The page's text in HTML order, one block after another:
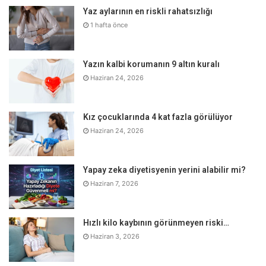
dokularıyla temasla da bulaşabilir.” dedi.
Evcil hayvanlardan ısırma-tırmalama yoluyla bulaşmanın ise
bulunduğu alanlarda çalışanlar, piknik yapanlar, avcılar,
veterinerler, kasaplar ve sağlık çalışanlarının risk grubu
içerisinde yer aldıklarını açıkladı.
Yaz aylarının en riskli rahatsızlığı
1 hafta önce
Yazın kalbi korumanın 9 altın kuralı
Haziran 24, 2026
Kız çocuklarında 4 kat fazla görülüyor
Haziran 24, 2026
Yapay zeka diyetisyenin yerini alabilir mi?
Haziran 7, 2026
Hızlı kilo kaybının görünmeyen riski…
Haziran 3, 2026